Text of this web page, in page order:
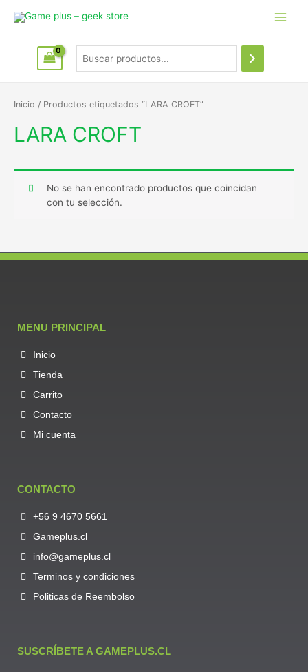
Inicio / Productos etiquetados “LARA CROFT”
LARA CROFT
No se han encontrado productos que coincidan
con tu selección.
MENU PRINCIPAL
Inicio
Tienda
Carrito
Contacto
Mi cuenta
CONTACTO
+56 9 4670 5661
Gameplus.cl
info@gameplus.cl
Terminos y condiciones
Politicas de Reembolso
SUSCRÍBETE A GAMEPLUS.CL